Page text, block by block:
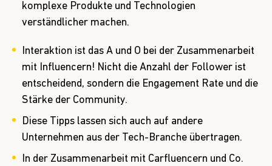
komplexe Produkte und Technologien
verständlicher machen.
Interaktion ist das A und O bei der Zusammenarbeit
mit Influencern! Nicht die Anzahl der Follower ist
entscheidend, sondern die Engagement Rate und die
Stärke der Community.
Diese Tipps lassen sich auch auf andere
Unternehmen aus der Tech-Branche übertragen.
In der Zusammenarbeit mit Carfluencern und Co.